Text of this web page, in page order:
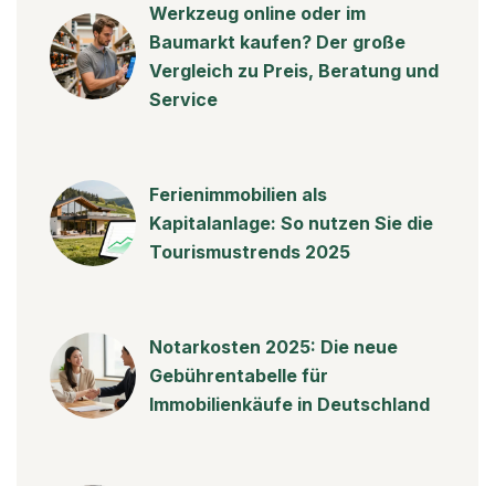
Werkzeug online oder im
Baumarkt kaufen? Der große
Vergleich zu Preis, Beratung und
Service
Ferienimmobilien als
Kapitalanlage: So nutzen Sie die
Tourismustrends 2025
Notarkosten 2025: Die neue
Gebührentabelle für
Immobilienkäufe in Deutschland